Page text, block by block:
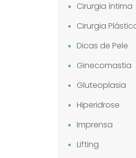
Cirurgia íntima
Cirurgia
Dicas de Pele
Ginecomastia
Gluteoplasia
Hiperidrose
Imprensa
Lifting